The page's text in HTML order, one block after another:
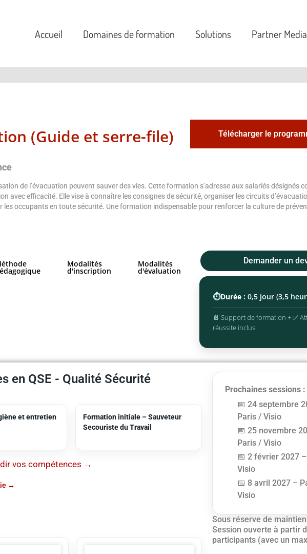
Accueil Domaines de formation Solutions Partner Media
(Guide et serre-file) Télécharger le
de l’évacuation peuvent sauver des vies. Cette formation s’adresse aux salariés désignés
avec efficacité. Elle vise à connaître les consignes de sécurité, organiser les circuits
les occupants en toute sécurité. Une formation indispensable pour renforcer la culture de
Modalités
d'inscription
Modalités
d'évaluation
Demander un
⏱️Durée : 0,5 jour (3,5
📄 Support de formation + ✅
réussite inclus
en QSE - Qualité Sécurité
et entretien
Formation initiale – Sauveteur
Secouriste du Travail
vos compétences →
Prochaines sessions :
24 septembre
Paris / Visio
25 novembre
Paris / Visio
2 février 2027
Visio
8 avril 2027 –
Visio
Sous réserve de
Session ouverte à partir
participants (avec un